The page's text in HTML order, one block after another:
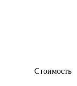
Стоимость